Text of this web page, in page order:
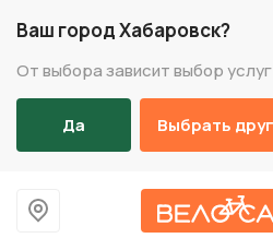
Ваш город Хабаровск?
От выбора зависит выбор
Да Выбрать
На